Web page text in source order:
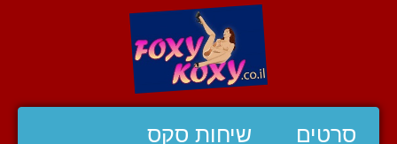
סרטים שיחות סקס